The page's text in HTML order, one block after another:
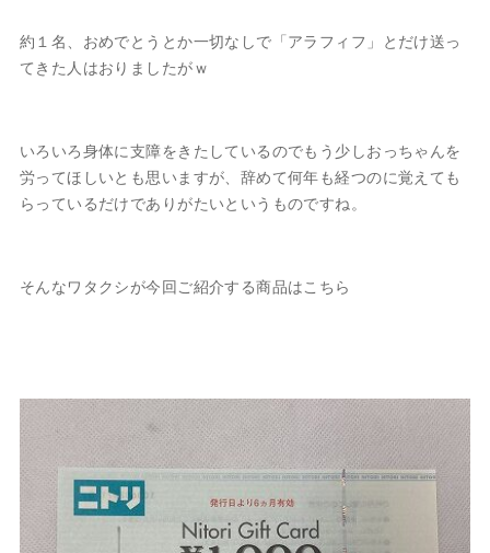
約１名、おめでとうとか一切なしで「アラフィフ」とだけ送っ
てきた人はおりましたがｗ
いろいろ身体に支障をきたしているのでもう少しおっちゃんを
労ってほしいとも思いますが、辞めて何年も経つのに覚えても
らっているだけでありがたいというものですね。
そんなワタクシが今回ご紹介する商品はこちら